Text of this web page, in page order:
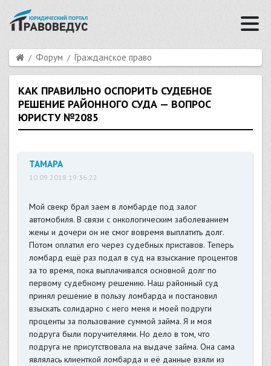
Форум Гражданское право
КАК ПРАВИЛЬНО ОСПОРИТЬ СУДЕБНОЕ
РЕШЕНИЕ РАЙОННОГО СУДА — ВОПРОС
ЮРИСТУ №2085
ТАМАРА
10.09.2018 19:36:22
Мой свекр брал заем в ломбарде под залог
автомобиля. В связи с онкологическим заболеванием
жены и дочери он не смог вовремя выплатить долг.
Потом оплатил его через судебных приставов. Теперь
ломбард ещё раз подал в суд на взыскание процентов
за то время, пока выплачивался основной долг по
первому судебному решению. Наш районный суд
принял решение в пользу ломбарда и постановил
взыскать солидарно с него меня и моей подруги
проценты за пользование суммой займа. Я и моя
подруга были поручителями. Но дело в том, что
подруга не присутствовала на выдаче займа. Она сама
являлась клиенткой ломбарда и её данные взяли из